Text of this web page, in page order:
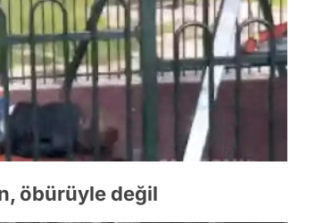
öbürüyle değil